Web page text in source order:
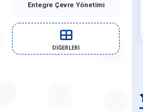
Entegre Çevre Yönetimi
DİĞERLERİ